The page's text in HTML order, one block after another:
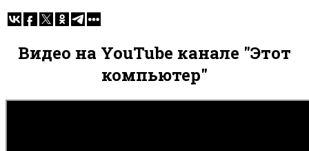
Видео на YouTube канале "Этот
компьютер"